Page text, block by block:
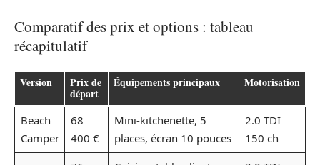
Comparatif des prix et options : tableau
récapitulatif
Version Prix de
départ
Équipements principaux Motorisation
Beach
Camper
68
400 €
Mini-kitchenette, 5
places, écran 10 pouces
2.0 TDI
150 ch